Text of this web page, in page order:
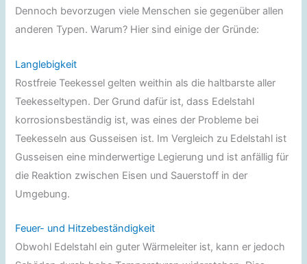
Dennoch bevorzugen viele Menschen sie gegenüber allen
anderen Typen. Warum? Hier sind einige der Gründe:
Langlebigkeit
Rostfreie Teekessel gelten weithin als die haltbarste aller
Teekesseltypen. Der Grund dafür ist, dass Edelstahl
korrosionsbeständig ist, was eines der Probleme bei
Teekesseln aus Gusseisen ist. Im Vergleich zu Edelstahl ist
Gusseisen eine minderwertige Legierung und ist anfällig für
die Reaktion zwischen Eisen und Sauerstoff in der
Umgebung.
Feuer- und Hitzebeständigkeit
Obwohl Edelstahl ein guter Wärmeleiter ist, kann er jedoch